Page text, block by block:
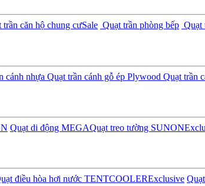
trần căn hộ chung cưSale Quạt trần phòng bếp Quạt
cánh nhựa Quạt trần cánh gỗ ép Plywood Quạt trần
Quạt di động MEGAQuạt treo tường SUNON
điều hòa hơi nước TENTCOOLERExclusive